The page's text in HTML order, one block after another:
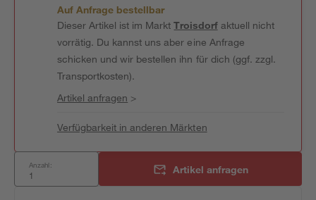
Auf Anfrage bestellbar
Dieser Artikel ist im MarktTroisdorfaktuell nicht
vorrätig. Du kannst uns aber eine Anfrage
schicken und wir bestellen ihn für dich (ggf. zzgl.
Transportkosten).
Artikel anfragen >
Verfügbarkeit in anderen Märkten
Anzahl: Artikel anfragen